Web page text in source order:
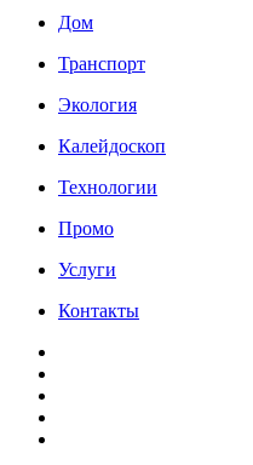
Дом
Транспорт
Экология
Калейдоскоп
Технологии
Промо
Услуги
Контакты